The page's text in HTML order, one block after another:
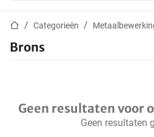
StartpaginaCategorieën
Brons
Geen resultaten voor
Geen resultaten